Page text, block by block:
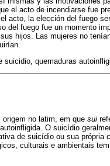
el acto de incendiarse fue
acto, la elección del fuego
del fuego fue un momento
hijos. Las mujeres no
suicidio, quemaduras
no latim, em que sui
O suicídio
de suicídio ou sua própria
culturais e ambientais